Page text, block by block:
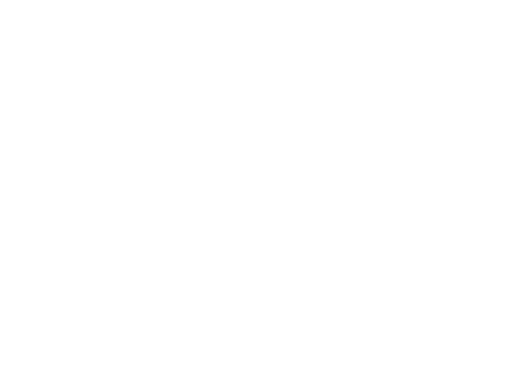
který vytváří příjemnou atmosféru. Také je zde sejf a
WiFi (zdarma). Pro hosty je na pokoji připravena domácí obuv.
v oficiálním popisu u jednotlivých termínů
aktivit je bohatá, je zde například fitness studio,
a masáže jsou za poplatek. Pro děti jsou připraveny hry a